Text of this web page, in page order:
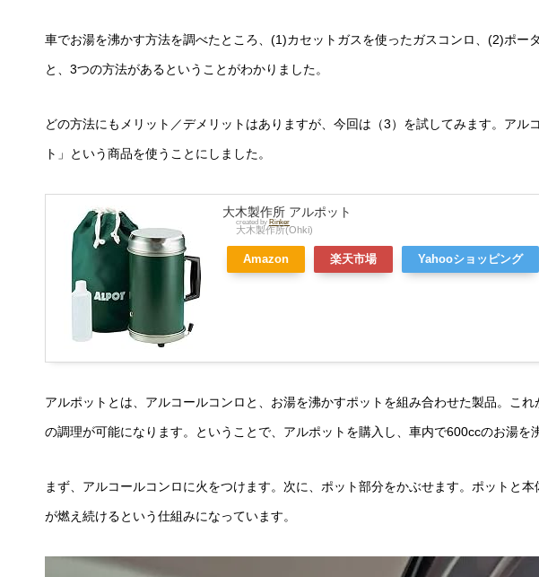
車でお湯を沸かす方法を調べたところ、(1)カセットガスを使ったガスコンロ、(2)ポー
と、3つの方法があるということがわかりました。
どの方法にもメリット／デメリットはありますが、今回は（3）を試してみます。アル
ト」という商品を使うことにしました。
大木製作所 アルポット
created by Rinker
大木製作所(Ohki)
Amazon 楽天市場 Yahooショッピング
アルポットとは、アルコールコンロと、お湯を沸かすポットを組み合わせた製品。こ
の調理が可能になります。ということで、アルポットを購入し、車内で600ccのお湯
まず、アルコールコンロに火をつけます。次に、ポット部分をかぶせます。ポットと
が燃え続けるという仕組みになっています。